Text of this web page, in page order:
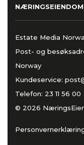
NÆRINGSEIENDOM
Estate Media
Post- og
Norway
Kundeservice:
Telefon: 23 11 56 00
© 2026